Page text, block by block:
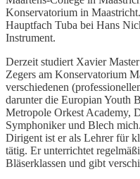
Konservatorium in
Hauptfach Tuba bei Hans
Instrument.
Derzeit studiert Xavier
Zegers am Konservatorium
verschiedenen
darunter die Europian Youth
Metropole Orkest Academy,
Symphoniker und Blech
Dirigent ist er als Lehrer für
tätig. Er unterrichtet
Bläserklassen und gibt